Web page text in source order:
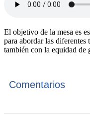
El objetivo de la mesa es
para abordar las diferentes
también con la equidad de
Comentarios